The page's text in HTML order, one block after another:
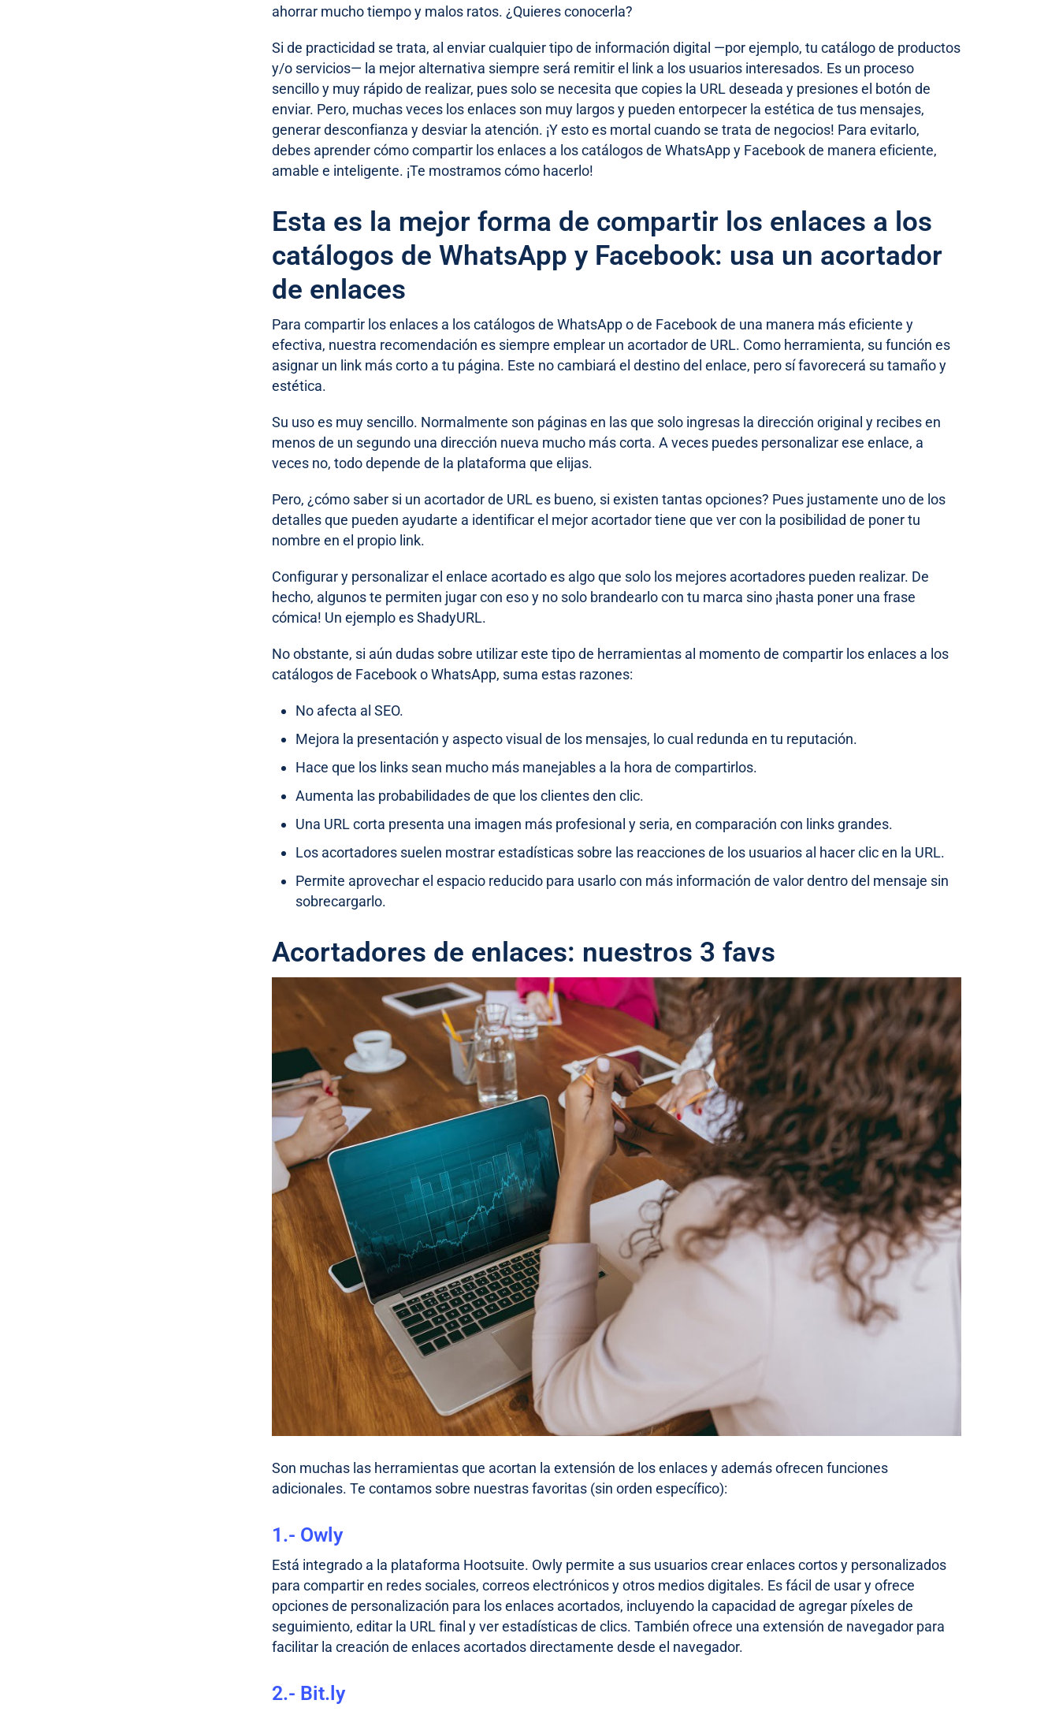
ahorrar mucho tiempo y malos ratos. ¿Quieres conocerla?
Si de practicidad se trata, al enviar cualquier tipo de información digital —por ejemplo, tu catálogo de productos
y/o servicios— la mejor alternativa siempre será remitir el link a los usuarios interesados. Es un proceso
sencillo y muy rápido de realizar, pues solo se necesita que copies la URL deseada y presiones el botón de
enviar. Pero, muchas veces los enlaces son muy largos y pueden entorpecer la estética de tus mensajes,
generar desconfianza y desviar la atención. ¡Y esto es mortal cuando se trata de negocios! Para evitarlo,
debes aprender cómo compartir los enlaces a los catálogos de WhatsApp y Facebook de manera eficiente,
amable e inteligente. ¡Te mostramos cómo hacerlo!
Esta es la mejor forma de compartir los enlaces a los
catálogos de WhatsApp y Facebook: usa un acortador
de enlaces
Para compartir los enlaces a los catálogos de WhatsApp o de Facebook de una manera más eficiente y
efectiva, nuestra recomendación es siempre emplear un acortador de URL. Como herramienta, su función es
asignar un link más corto a tu página. Este no cambiará el destino del enlace, pero sí favorecerá su tamaño y
estética.
Su uso es muy sencillo. Normalmente son páginas en las que solo ingresas la dirección original y recibes en
menos de un segundo una dirección nueva mucho más corta. A veces puedes personalizar ese enlace, a
veces no, todo depende de la plataforma que elijas.
Pero, ¿cómo saber si un acortador de URL es bueno, si existen tantas opciones? Pues justamente uno de los
detalles que pueden ayudarte a identificar el mejor acortador tiene que ver con la posibilidad de poner tu
nombre en el propio link.
Configurar y personalizar el enlace acortado es algo que solo los mejores acortadores pueden realizar. De
hecho, algunos te permiten jugar con eso y no solo brandearlo con tu marca sino ¡hasta poner una frase
cómica! Un ejemplo es ShadyURL.
No obstante, si aún dudas sobre utilizar este tipo de herramientas al momento de compartir los enlaces a los
catálogos de Facebook o WhatsApp, suma estas razones:
No afecta al SEO.
Mejora la presentación y aspecto visual de los mensajes, lo cual redunda en tu reputación.
Hace que los links sean mucho más manejables a la hora de compartirlos.
Aumenta las probabilidades de que los clientes den clic.
Una URL corta presenta una imagen más profesional y seria, en comparación con links grandes.
Los acortadores suelen mostrar estadísticas sobre las reacciones de los usuarios al hacer clic en la URL.
Permite aprovechar el espacio reducido para usarlo con más información de valor dentro del mensaje sin
sobrecargarlo.
Acortadores de enlaces: nuestros 3 favs
Son muchas las herramientas que acortan la extensión de los enlaces y además ofrecen funciones
adicionales. Te contamos sobre nuestras favoritas (sin orden específico):
1.- Owly
Está integrado a la plataforma Hootsuite. Owly permite a sus usuarios crear enlaces cortos y personalizados
para compartir en redes sociales, correos electrónicos y otros medios digitales. Es fácil de usar y ofrece
opciones de personalización para los enlaces acortados, incluyendo la capacidad de agregar píxeles de
seguimiento, editar la URL final y ver estadísticas de clics. También ofrece una extensión de navegador para
facilitar la creación de enlaces acortados directamente desde el navegador.
2.- Bit.ly